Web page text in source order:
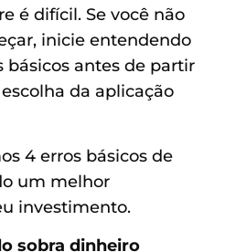
é difícil. Se você não
inicie entendendo
básicos antes de partir
da aplicação
4 erros básicos de
um melhor
investimento.
sobra dinheiro